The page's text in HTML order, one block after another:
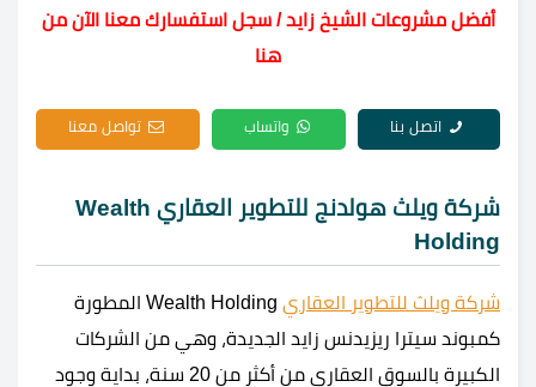
أفضل مشروعات الشيخ زايد / سجل استفسارك معنا الآن من
هنا
اتصل بنا واتساب تواصل معنا
شركة ويلث هولدنج للتطوير العقاري Wealth
Holding
شركة ويلث للتطوير العقاري
Wealth Holding المطورة
كمبوند سيترا ريزيدنس زايد الجديدة، وهي من الشركات
الكبيرة بالسوق العقاري من أكثر من 20 سنة، بداية وجود